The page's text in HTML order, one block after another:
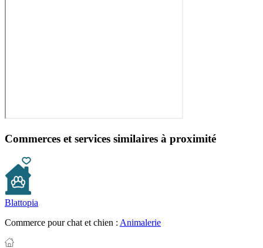
Commerces et services similaires à proximité
Blattopia
Commerce pour chat et chien : Animalerie